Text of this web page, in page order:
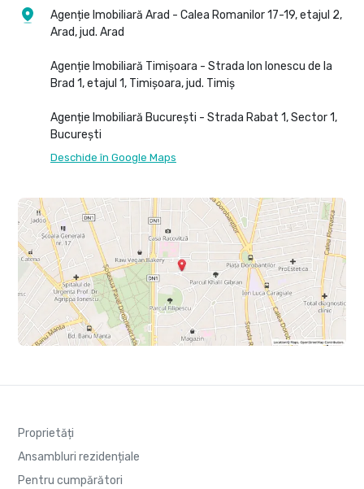
Agenție Imobiliară Arad - Calea Romanilor 17-19, etajul 2,
Arad, jud. Arad
Agenție Imobiliară Timișoara - Strada Ion Ionescu de la
Brad 1, etajul 1, Timișoara, jud. Timiș
Agenție Imobiliară București - Strada Rabat 1, Sector 1,
București
Deschide în Google Maps
Proprietăți
Ansambluri rezidențiale
Pentru cumpărători